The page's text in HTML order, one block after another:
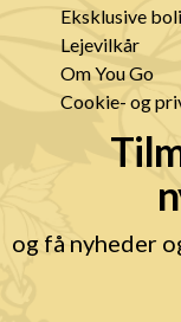
Eksklusive
Lejevilkår
Om You Go
Cookie- og
og få nyheder